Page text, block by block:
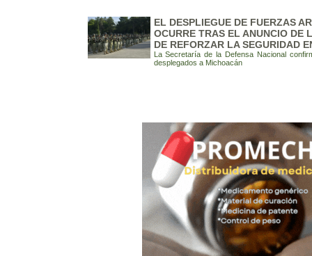
EL DESPLIEGUE DE FUERZAS
OCURRE TRAS EL ANUNCIO DE
DE REFORZAR LA SEGURIDAD
La Secretaría de la Defensa Nacional
desplegados a Michoacán